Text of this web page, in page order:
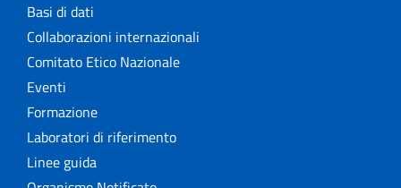
Basi di dati
Collaborazioni internazionali
Comitato Etico Nazionale
Eventi
Formazione
Laboratori di riferimento
Linee guida